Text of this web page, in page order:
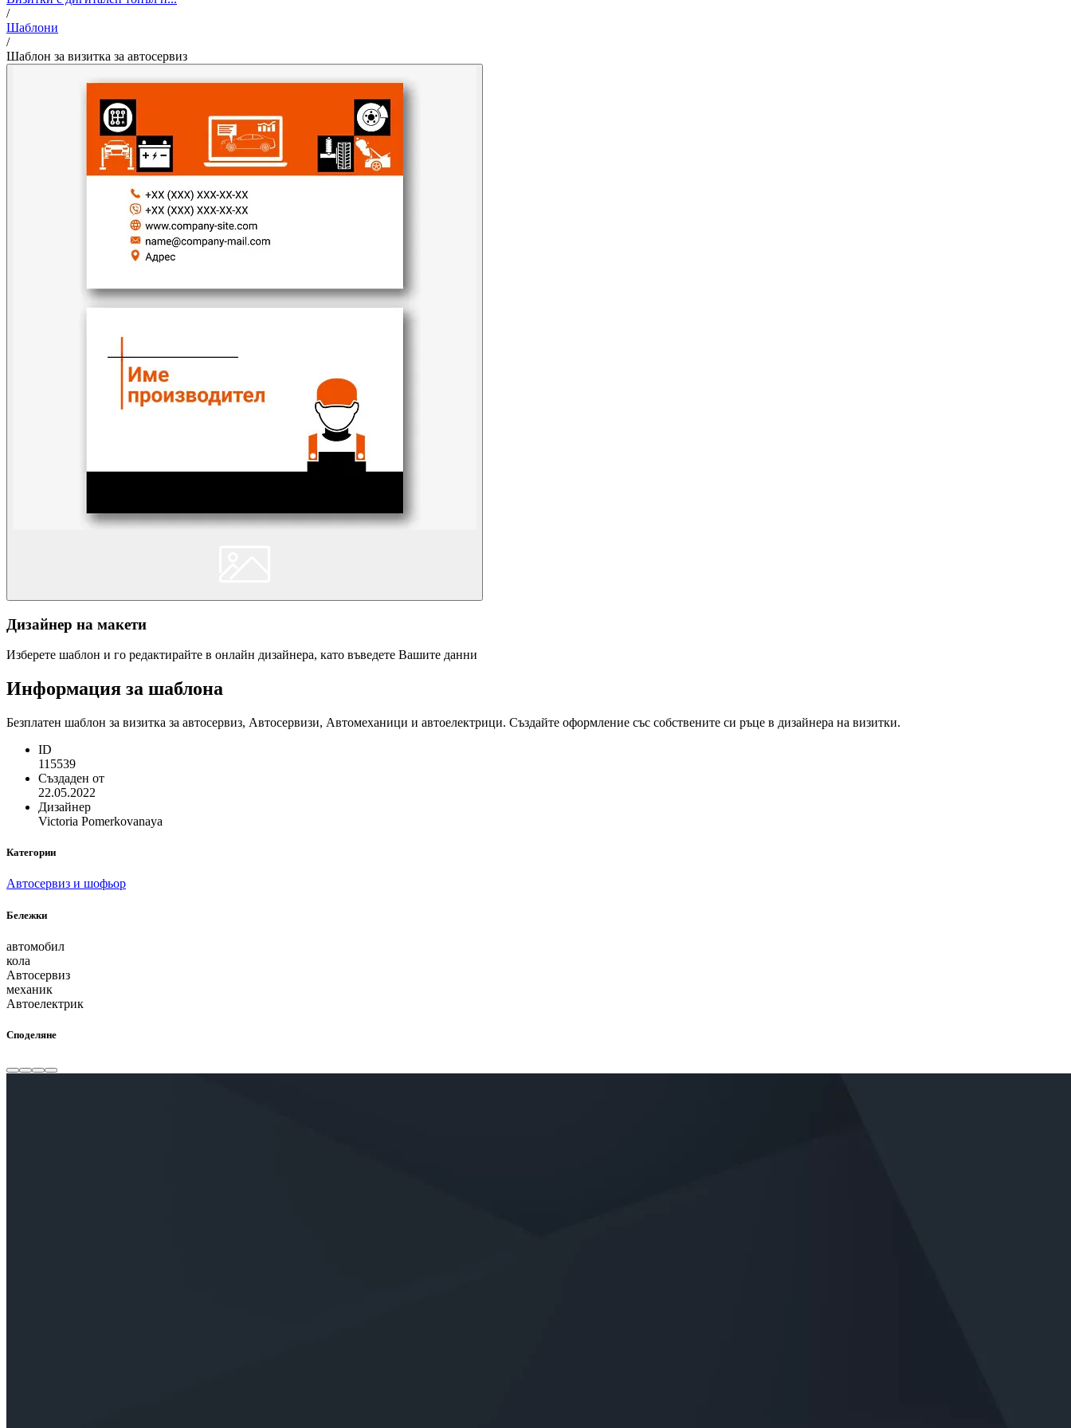
/
Шаблони
/
Шаблон за визитка за автосервиз
Дизайнер на макети
Изберете шаблон и го редактирайте в онлайн дизайнера, като въведете Вашите данни
Информация за шаблона
Безплатен шаблон за визитка за автосервиз, Автосервизи, Автомеханици и автоелектрици. Създайте оформление със собствените си ръце в дизайнера на визитки.
ID
115539
Създаден от
22.05.2022
Дизайнер
Victoria Pomerkovanaya
Категории
Aвтосервиз и шофьор
Бележки
автомобил
кола
Автосервиз
механик
Автоелектрик
Споделяне